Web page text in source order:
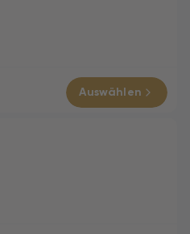
01h 50m
Auswählen